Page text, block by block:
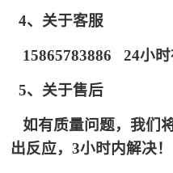
4、关于客服
15865783886 24小时
5、关于售后
如有质量问题，我们
出反应，3小时内解决！